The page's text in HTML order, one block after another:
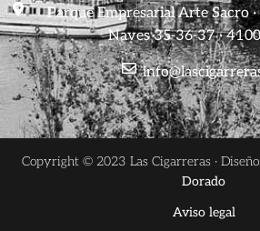
Parque Empresarial Arte Sacro ·
Naves 35-36-37 ·
Copyright © 2023 Las Cigarreras · Diseño:
Dorado
Aviso legal